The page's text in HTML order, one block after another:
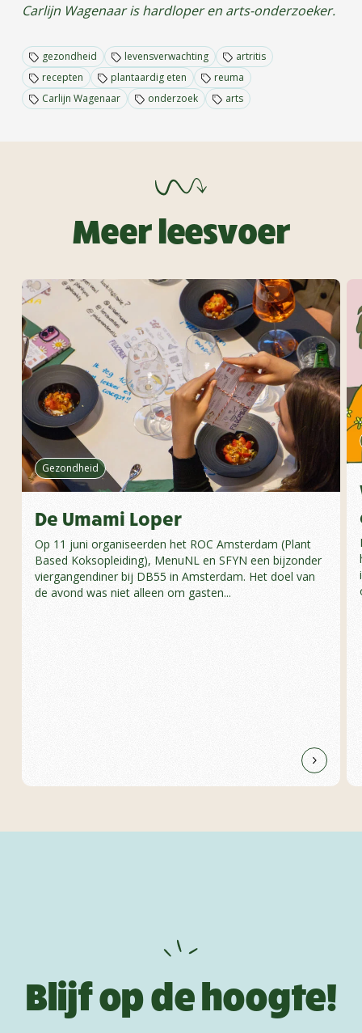
Carlijn Wagenaar is hardloper en arts-onderzoeker.
gezondheid levensverwachting
artritis
recepten
plantaardig eten
reuma
Carlijn Wagenaar
onderzoek arts
Meer leesvoer
Gezondheid
De Umami Loper
Op 11 juni organiseerden het ROC Amsterdam (Plant
Based Koksopleiding), MenuNL en SFYN een bijzonder
viergangendiner bij DB55 in Amsterdam. Het doel van
de avond was niet alleen om gasten...
Blijf op de hoogte!